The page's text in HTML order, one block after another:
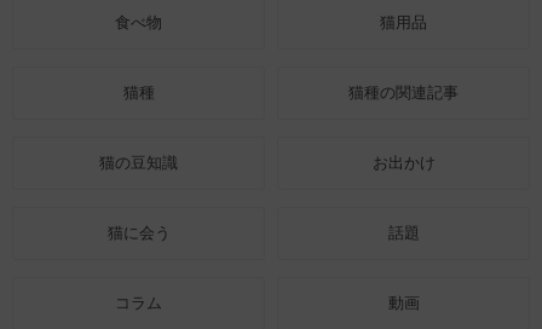
食べ物 猫用品
猫種 猫種の関連記事
猫の豆知識 お出かけ
猫に会う 話題
コラム 動画